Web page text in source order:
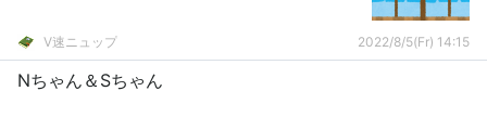
V速ニュップ 2022/8/5(Fr) 14:15
Nちゃん＆Sちゃん